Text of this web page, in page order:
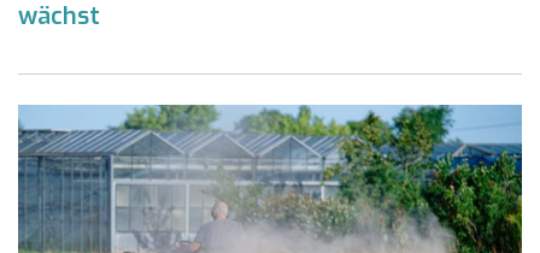
wächst